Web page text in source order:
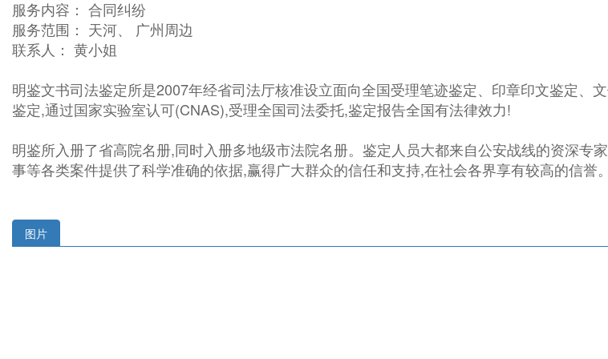
服务内容： 合同纠纷
服务范围： 天河、 广州周边
联系人： 黄小姐
明鉴文书司法鉴定所是2007年经省司法厅核准设立面向全国受理笔迹鉴定、印章印文鉴定、
鉴定,通过国家实验室认可(CNAS),受理全国司法委托,鉴定报告全国有法律效力!
明鉴所入册了省高院名册,同时入册多地级市法院名册。鉴定人员大都来自公安战线的资深
事等各类案件提供了科学准确的依据,赢得广大群众的信任和支持,在社会各界享有较高的信誉。
图片